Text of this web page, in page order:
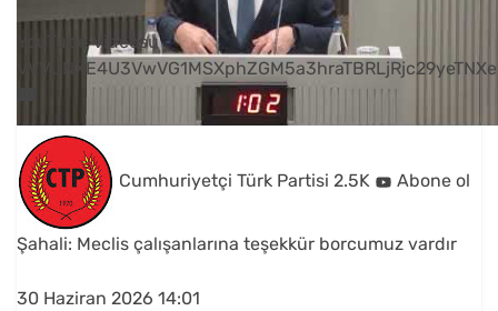
YouTube Videosu
Cumhuriyetçi Türk Partisi 2.5K Abone ol
Şahali: Meclis çalışanlarına teşekkür borcumuz vardır
30 Haziran 2026 14:01